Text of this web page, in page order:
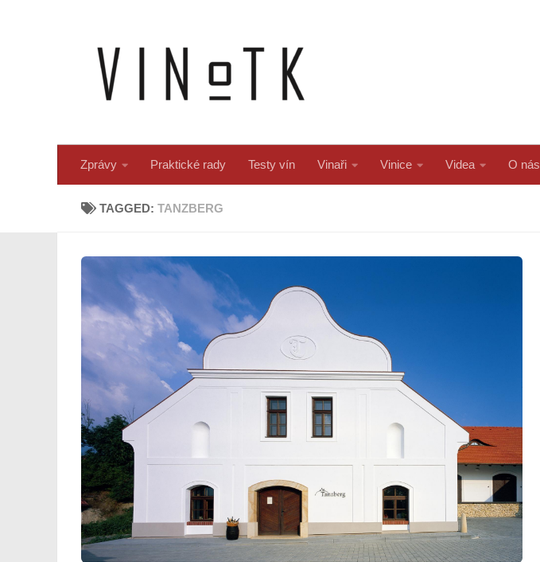
Zprávy Praktické rady Testy vín Vinaři Vinice Videa O nás
TAGGED:TANZBERG